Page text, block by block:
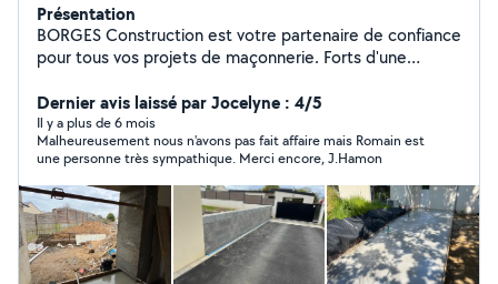
Présentation
BORGES Construction est votre partenaire de confiance
pour tous vos projets de maçonnerie. Forts d'une
réalisons des travaux de qualité, allant de la
construction de murs et de fondations à la rénovation
de bâtiments. Notre équipe passionnée s'engage à
respecter vos délais et à vous offrir un service
personnalisé, adapté à vos besoins. Faites confiance à
Borges Construction pour transformer vos idées en
réalité, avec durabilité et esthétisme au rendez-vous.
Dernier avis laissé par Jocelyne : 4/5
Il y a plus de 6 mois
Malheureusement nous n'avons pas fait affaire mais Romain est
une personne très sympathique. Merci encore, J.Hamon